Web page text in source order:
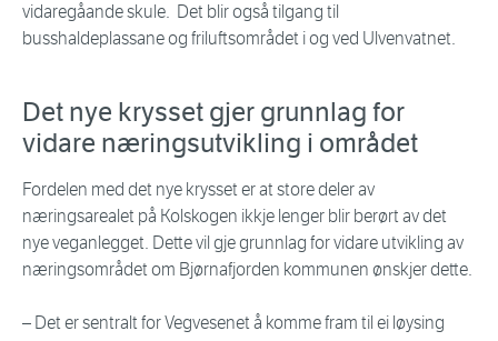
vidaregåande skule. Det blir også tilgang til
busshaldeplassane og friluftsområdet i og ved Ulvenvatnet.
Det nye krysset gjer grunnlag for
vidare næringsutvikling i området
Fordelen med det nye krysset er at store deler av
næringsarealet på Kolskogen ikkje lenger blir berørt av det
nye veganlegget. Dette vil gje grunnlag for vidare utvikling av
næringsområdet om Bjørnafjorden kommunen ønskjer dette.
– Det er sentralt for Vegvesenet å komme fram til ei løysing